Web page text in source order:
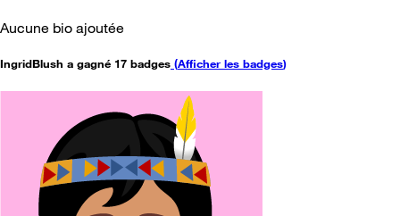
Aucune bio ajoutée
IngridBlush a gagné 17 badges (Afficher les badges)